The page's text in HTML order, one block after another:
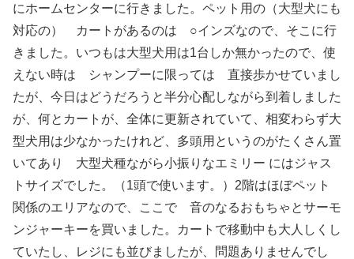
にホームセンターに行きました。ペット用の（大型犬にも
対応の） カートがあるのは ○インズなので、そこに行
きました。いつもは大型犬用は1台しか無かったので、使
えない時は シャンプーに限っては 直接歩かせていまし
たが、今日はどうだろうと半分心配しながら到着しました
が、何とカートが、全体に更新されていて、相変わらず大
型犬用は少なかったけれど、多頭用というのがたくさん置
いてあり 大型犬種ながら小振りなエミリー にはジャス
トサイズでした。（1頭で使います。）2階はほぼペット
関係のエリアなので、ここで 音のなるおもちゃとサーモ
ンジャーキーを買いました。カートで移動中も大人しくし
ていたし、レジにも並びましたが、問題ありませんでし